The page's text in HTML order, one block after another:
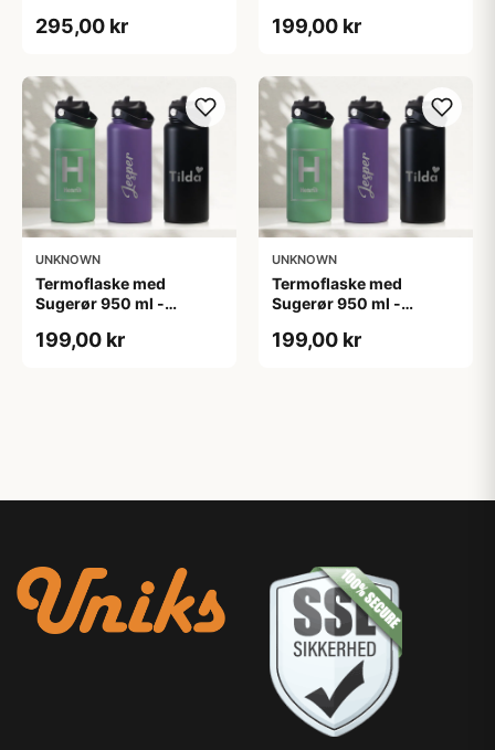
295,00 kr 199,00 kr
UNKNOWN
Termoflaske med
Sugerør 950 ml -
199,00 kr
UNKNOWN
Termoflaske med
Sugerør 950 ml -
199,00 kr